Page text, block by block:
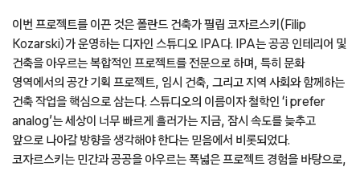
이번 프로젝트를 이끈 것은 폴란드 건축가 필립 코자르스키(Filip
Kozarski)가 운영하는 디자인 스튜디오 IPA다. IPA는 공공 인테리어 및
건축을 아우르는 복합적인 프로젝트를 전문으로 하며, 특히 문화
영역에서의 공간 기획 프로젝트, 임시 건축, 그리고 지역 사회와 함께하는
건축 작업을 핵심으로 삼는다. 스튜디오의 이름이자 철학인 ‘i prefer
analog’는 세상이 너무 빠르게 흘러가는 지금, 잠시 속도를 늦추고
앞으로 나아갈 방향을 생각해야 한다는 믿음에서 비롯되었다.
코자르스키는 민간과 공공을 아우르는 폭넓은 프로젝트 경험을 바탕으로,